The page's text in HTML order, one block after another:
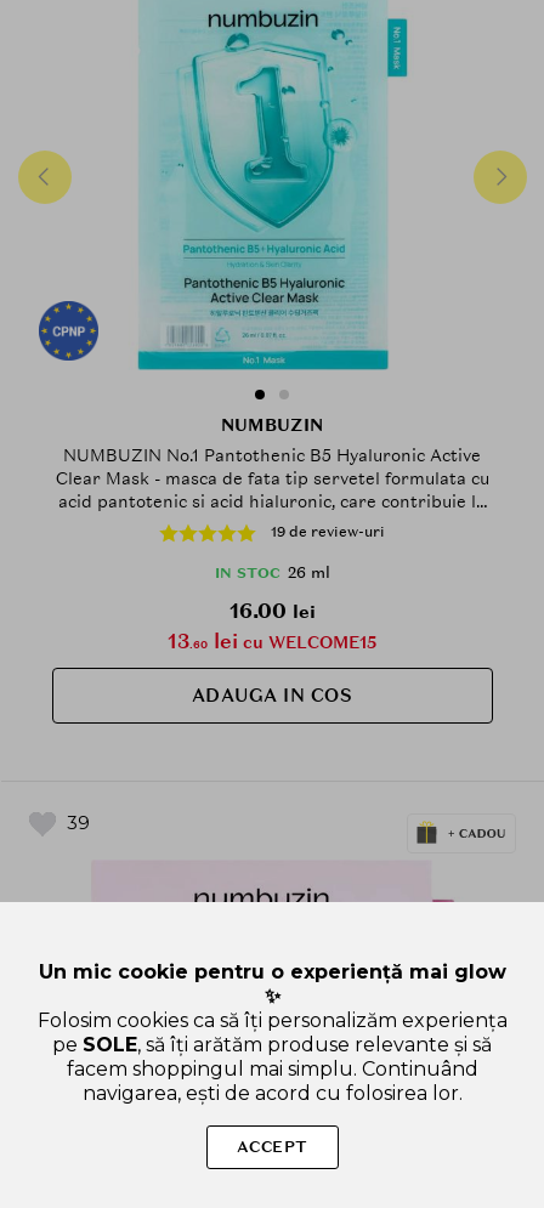
NUMBUZIN
NUMBUZIN No.1 Pantothenic B5 Hyaluronic Active
Clear Mask - masca de fata tip servetel formulata cu
acid pantotenic si acid hialuronic, care contribuie la
calmarea pielii reactive si la mentinerea echilibrului
tenului predispus la imperfectiuni - 26 ml
19 de review-uri
IN STOC 26 ml
16.00 lei
13.60 lei cu WELCOME15
ADAUGA IN COS
39
Un mic cookie pentru o experiență mai glow
✨
Folosim cookies ca să îți personalizăm experiența
pe SOLE, să îți arătăm produse relevante și să
facem shoppingul mai simplu. Continuând
navigarea, ești de acord cu folosirea lor.
ACCEPT